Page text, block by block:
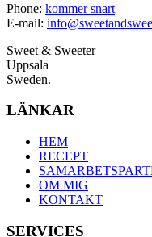
Phone: kommer snart
E-mail:
Sweet & Sweeter
Uppsala
Sweden.
LÄNKAR
HEM
RECEPT
OM MIG
KONTAKT
SERVICES